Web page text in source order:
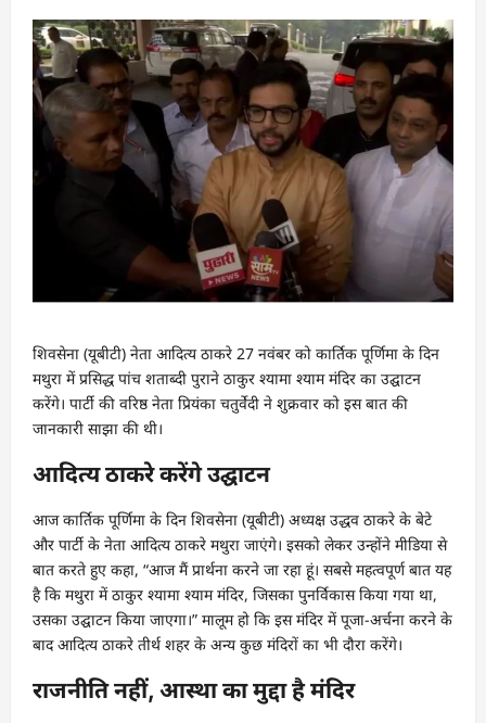
शिवसेना (यूबीटी) नेता आदित्य ठाकरे 27 नवंबर को कार्तिक पूर्णिमा के दिन
मथुरा में प्रसिद्ध पांच शताब्दी पुराने ठाकुर श्यामा श्याम मंदिर का उद्घाटन
करेंगे। पार्टी की वरिष्ठ नेता प्रियंका चतुर्वेदी ने शुक्रवार को इस बात की
जानकारी साझा की थी।
आदित्य ठाकरे करेंगे उद्घाटन
आज कार्तिक पूर्णिमा के दिन शिवसेना (यूबीटी) अध्यक्ष उद्धव ठाकरे के बेटे
और पार्टी के नेता आदित्य ठाकरे मथुरा जाएंगे। इसको लेकर उन्होंने मीडिया से
बात करते हुए कहा, “आज मैं प्रार्थना करने जा रहा हूं। सबसे महत्वपूर्ण बात यह
है कि मथुरा में ठाकुर श्यामा श्याम मंदिर, जिसका पुनर्विकास किया गया था,
उसका उद्घाटन किया जाएगा।” मालूम हो कि इस मंदिर में पूजा-अर्चना करने के
बाद आदित्य ठाकरे तीर्थ शहर के अन्य कुछ मंदिरों का भी दौरा करेंगे।
राजनीति नहीं, आस्था का मुद्दा है मंदिर